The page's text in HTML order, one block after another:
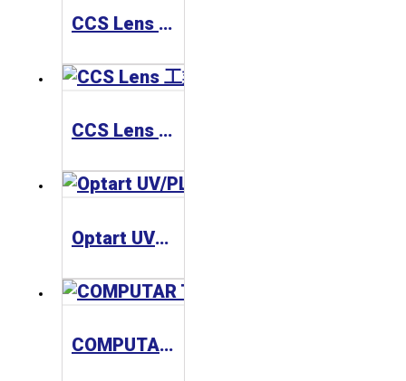
CCS Lens 工業鏡頭 SE-65 Series
CCS Lens 工業鏡頭 SE-110 Series
Optart UV/PL Filter Series 濾鏡
COMPUTAR TEC Series 工業鏡頭